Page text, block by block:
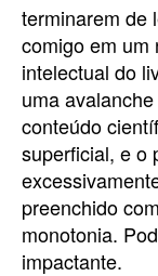
terminarem de
comigo em um
intelectual do
uma
conteúdo
superficial, e o
preenchido
monotonia.
impactante.